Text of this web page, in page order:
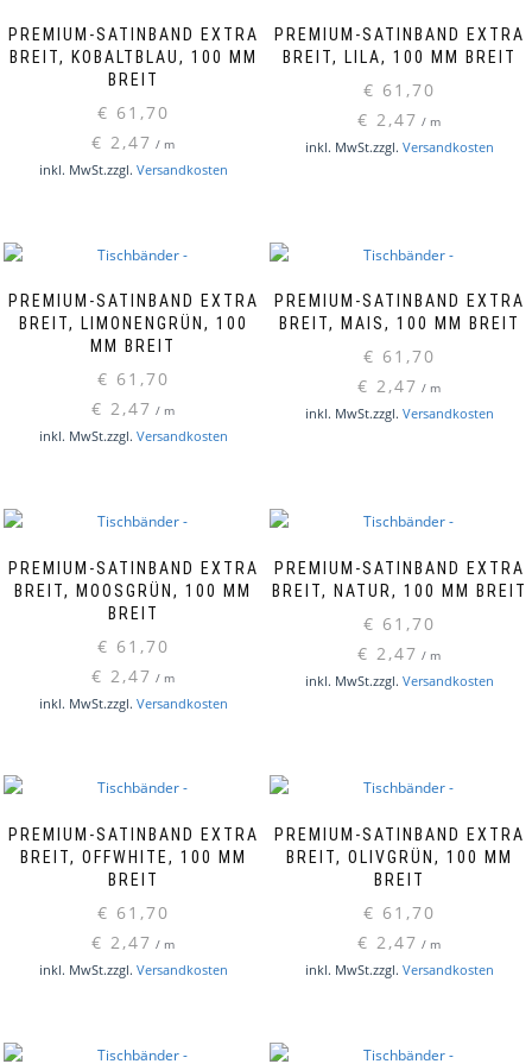
PREMIUM-SATINBAND EXTRA
BREIT, KOBALTBLAU, 100 MM
BREIT
€ 61,70
€ 2,47 / m
inkl. MwSt.zzgl. Versandkosten
PREMIUM-SATINBAND EXTRA
BREIT, LILA, 100 MM BREIT
€ 61,70
€ 2,47 / m
inkl. MwSt.zzgl. Versandkosten
PREMIUM-SATINBAND EXTRA
BREIT, LIMONENGRÜN, 100
MM BREIT
€ 61,70
€ 2,47 / m
inkl. MwSt.zzgl. Versandkosten
PREMIUM-SATINBAND EXTRA
BREIT, MAIS, 100 MM BREIT
€ 61,70
€ 2,47 / m
inkl. MwSt.zzgl. Versandkosten
PREMIUM-SATINBAND EXTRA
BREIT, MOOSGRÜN, 100 MM
BREIT
€ 61,70
€ 2,47 / m
inkl. MwSt.zzgl. Versandkosten
PREMIUM-SATINBAND EXTRA
BREIT, NATUR, 100 MM BREIT
€ 61,70
€ 2,47 / m
inkl. MwSt.zzgl. Versandkosten
PREMIUM-SATINBAND EXTRA
BREIT, OFFWHITE, 100 MM
BREIT
€ 61,70
€ 2,47 / m
inkl. MwSt.zzgl. Versandkosten
PREMIUM-SATINBAND EXTRA
BREIT, OLIVGRÜN, 100 MM
BREIT
€ 61,70
€ 2,47 / m
inkl. MwSt.zzgl. Versandkosten